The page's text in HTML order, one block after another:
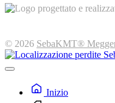
© 2026 SebaKMT®
Inizio